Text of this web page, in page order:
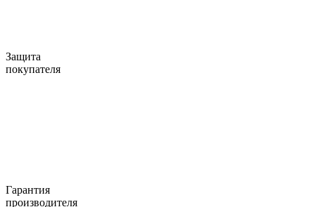
Защита
покупателя
Гарантия
производителя